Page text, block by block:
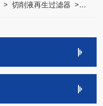
>切削液再生过滤器 > 切削